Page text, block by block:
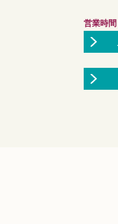
営業時間